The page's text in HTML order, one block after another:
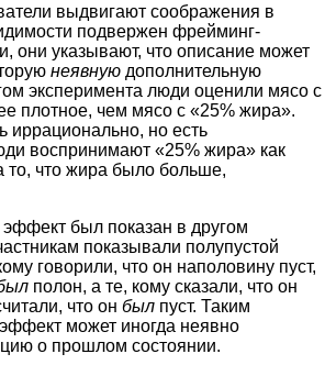
выдвигают соображения в
подвержен фрейминг-
они указывают, что описание может
неявную дополнительную
эксперимента люди оценили мясо с
плотное, чем мясо с «25% жира».
иррационально, но есть
воспринимают «25% жира» как
то, что жира было больше,
эффект был показан в другом
показывали полупустой
говорили, что он наполовину пуст,
полон, а те, кому сказали, что он
что он был пуст. Таким
может иногда неявно
о прошлом состоянии.